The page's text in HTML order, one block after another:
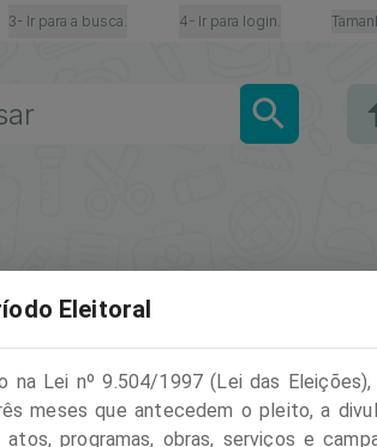
3- Ir para a busca. 4- Ir para login.
Eleitoral
na Lei nº 9.504/1997 (Lei das
meses que antecedem o pleito, a
programas, obras, serviços e